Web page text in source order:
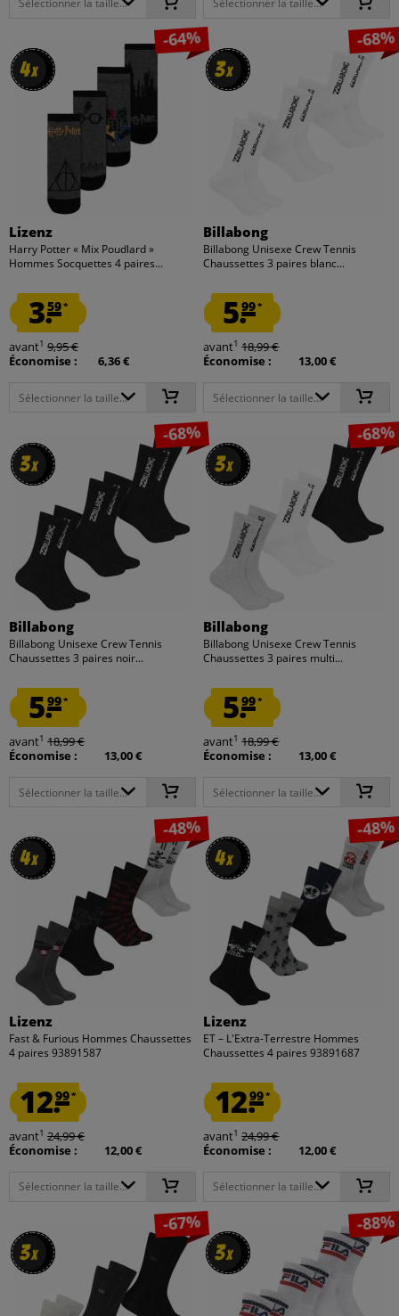
Sélectionner la taille... Sélectionner la taille...
4x
4x
-64%
Lizenz
Harry Potter « Mix Poudlard »
Hommes Socquettes 4 paires...
3.59*
avant1 9,95 €
Économise :
6,36 €
Sélectionner la taille...
3x
3x
-68%
Billabong
Billabong Unisexe Crew Tennis
Chaussettes 3 paires blanc...
5.99*
avant1 18,99 €
Économise :
13,00 €
Sélectionner la taille...
3x
3x
-68%
Billabong
Billabong Unisexe Crew Tennis
Chaussettes 3 paires noir...
5.99*
avant1 18,99 €
Économise :
13,00 €
Sélectionner la taille...
3x
3x
-68%
Billabong
Billabong Unisexe Crew Tennis
Chaussettes 3 paires multi...
5.99*
avant1 18,99 €
Économise :
13,00 €
Sélectionner la taille...
4x
4x
-48%
Lizenz
Fast & Furious Hommes Chaussettes
4 paires 93891587
12.99*
avant1 24,99 €
Économise :
12,00 €
Sélectionner la taille...
4x
4x
-48%
Lizenz
ET – L'Extra-Terrestre Hommes
Chaussettes 4 paires 93891687
12.99*
avant1 24,99 €
Économise :
12,00 €
Sélectionner la taille...
3x
3x
-67%
3x
3x
-88%